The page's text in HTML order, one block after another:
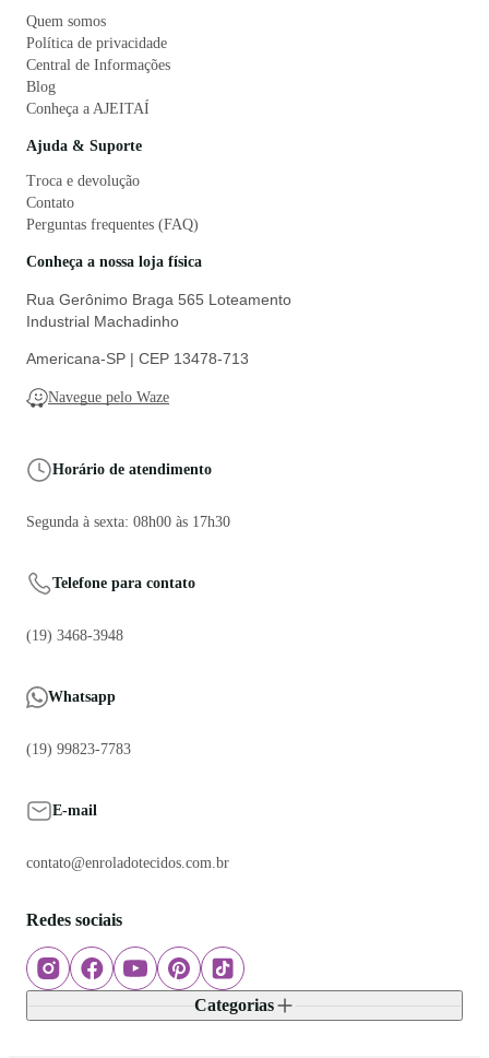
Quem somos
Política de privacidade
Central de Informações
Blog
Conheça a AJEITAÍ
Ajuda & Suporte
Troca e devolução
Contato
Perguntas frequentes (FAQ)
Conheça a nossa loja física
Rua Gerônimo Braga 565 Loteamento
Industrial Machadinho
Americana-SP | CEP 13478-713
Navegue pelo Waze
Horário de atendimento
Segunda à sexta: 08h00 às 17h30
Telefone para contato
(19) 3468-3948
Whatsapp
(19) 99823-7783
E-mail
contato@enroladotecidos.com.br
Redes sociais
Categorias